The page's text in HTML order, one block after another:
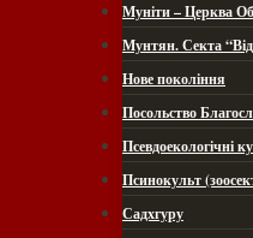
Муніти – Церква
Мунтян. Секта
Нове покоління
Посольство
Псевдоекологічні
Псинокульт
Садхгуру